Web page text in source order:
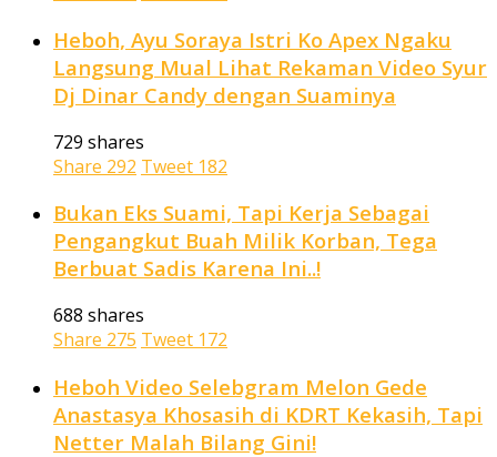
Heboh, Ayu Soraya Istri Ko Apex Ngaku
Langsung Mual Lihat Rekaman Video Syur
Dj Dinar Candy dengan Suaminya
729 shares
Share 292 Tweet 182
Bukan Eks Suami, Tapi Kerja Sebagai
Pengangkut Buah Milik Korban, Tega
Berbuat Sadis Karena Ini..!
688 shares
Share 275 Tweet 172
Heboh Video Selebgram Melon Gede
Anastasya Khosasih di KDRT Kekasih, Tapi
Netter Malah Bilang Gini!